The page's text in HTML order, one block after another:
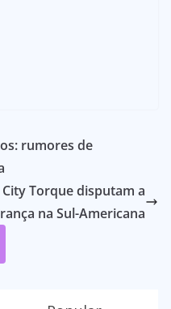
rumores de
Torque disputam a
na Sul-Americana